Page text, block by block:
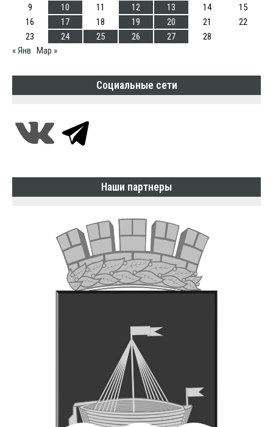
9
10 11 12 13 14
15
16
17 18 19 20 21
22
23
24 25 26 27
28
« Янв Мар »
Социальные сети
Наши партнеры